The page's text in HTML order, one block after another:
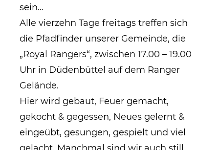
sein…
Alle vierzehn Tage freitags treffen sich
die Pfadfinder unserer Gemeinde, die
„Royal Rangers“, zwischen 17.00 – 19.00
Uhr in Düdenbüttel auf dem Ranger
Gelände.
Hier wird gebaut, Feuer gemacht,
gekocht & gegessen, Neues gelernt &
eingeübt, gesungen, gespielt und viel